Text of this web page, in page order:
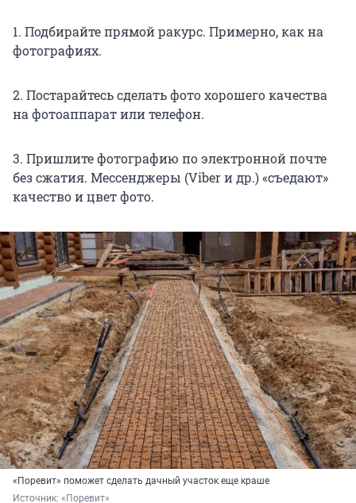
1. Подбирайте прямой ракурс. Примерно, как на
фотографиях.
2. Постарайтесь сделать фото хорошего качества
на фотоаппарат или телефон.
3. Пришлите фотографию по электронной почте
без сжатия. Мессенджеры (Viber и др.) «съедают»
качество и цвет фото.
«Поревит» поможет сделать дачный участок еще краше
Источник: «Поревит»